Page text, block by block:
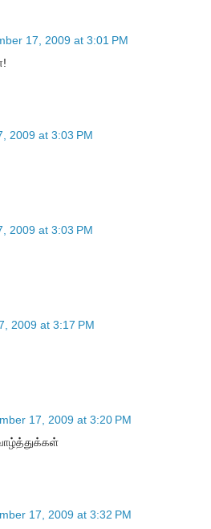
17, 2009 at 3:01 PM
2009 at 3:03 PM
2009 at 3:03 PM
2009 at 3:17 PM
17, 2009 at 3:20 PM
17, 2009 at 3:32 PM